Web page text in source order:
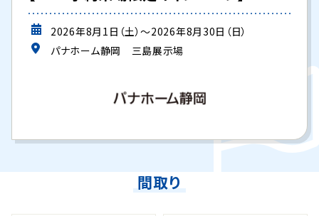
2026年8月1日（土）～2026年8月30日（日）
パナホーム静岡 三島展示場
間取り